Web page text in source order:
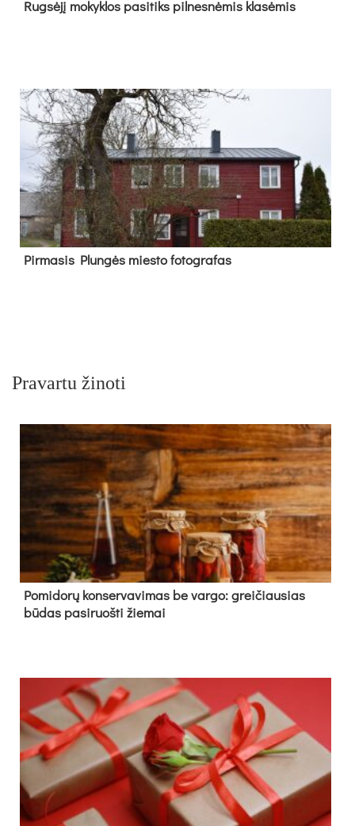
Rug­sė­jį mo­kyk­los pa­si­tiks pil­nes­nė­mis kla­sė­mis
Pir­ma­sis Plun­gės mies­to fo­tog­ra­fas
Pravartu žinoti
Pomidorų konservavimas be vargo: greičiausias
būdas pasiruošti žiemai